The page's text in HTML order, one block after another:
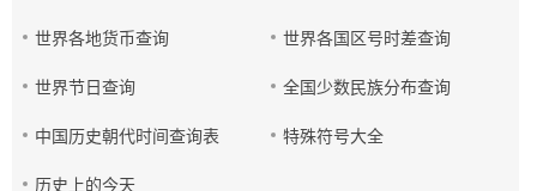
世界各地货币查询 世界各国区号时差查询
世界节日查询 全国少数民族分布查询
中国历史朝代时间查询表 特殊符号大全
历史上的今天